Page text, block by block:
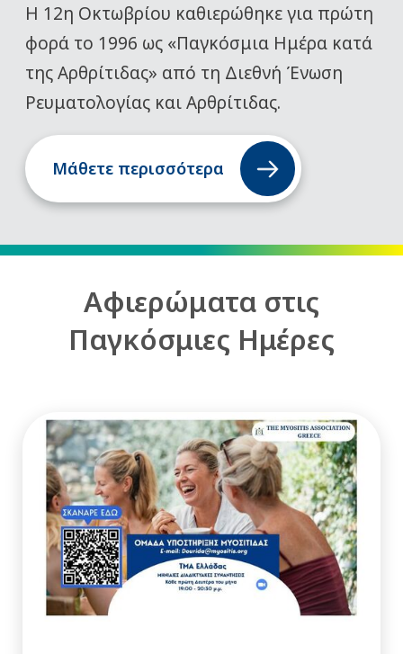
Η 12η Οκτωβρίου καθιερώθηκε για πρώτη
φορά το 1996 ως «Παγκόσμια Ημέρα κατά
της Αρθρίτιδας» από τη Διεθνή Ένωση
Ρευματολογίας και Αρθρίτιδας.
Μάθετε περισσότερα
Αφιερώματα στις
Παγκόσμιες Ημέρες